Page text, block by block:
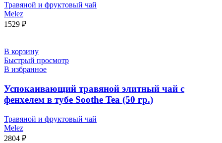
Травяной и фруктовый чай
Melez
1529 ₽
В корзину
Быстрый просмотр
В избранное
Успокаивающий травяной элитный чай с
фенхелем в тубе Soothe Tea (50 гр.)
Травяной и фруктовый чай
Melez
2804 ₽